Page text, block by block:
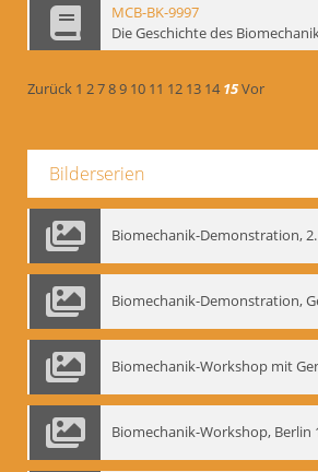
MCB-BK-9997
Zurück 1 2789 10 11 12 13 14 15Vor
Bilderserien
Biomechanik-Workshop, Berlin